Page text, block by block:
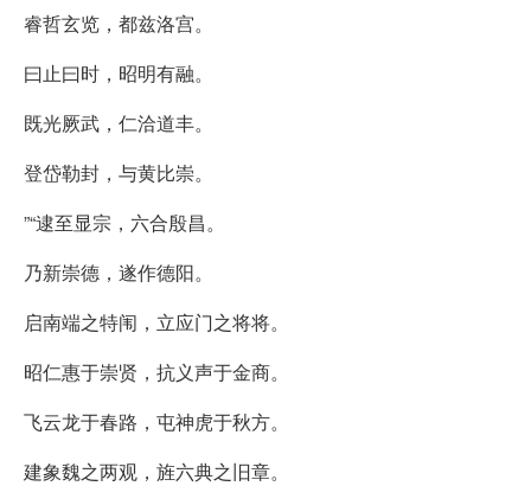
睿哲玄览，都兹洛宫。
曰止曰时，昭明有融。
既光厥武，仁洽道丰。
登岱勒封，与黄比崇。
”“逮至显宗，六合殷昌。
乃新崇德，遂作德阳。
启南端之特闱，立应门之将将。
昭仁惠于崇贤，抗义声于金商。
飞云龙于春路，屯神虎于秋方。
建象魏之两观，旌六典之旧章。